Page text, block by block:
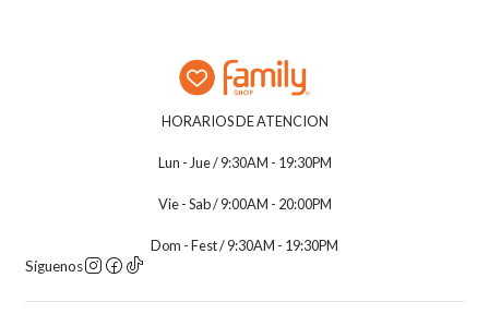
HORARIOS DE ATENCION
Lun - Jue / 9:30AM - 19:30PM
Vie - Sab / 9:00AM - 20:00PM
Dom - Fest / 9:30AM - 19:30PM
Síguenos